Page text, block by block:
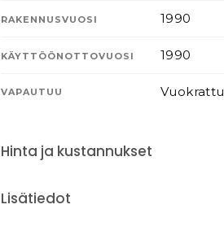
RAKENNUSVUOSI 1990
KÄYTTÖÖNOTTOVUOSI 1990
VAPAUTUU Vuokrattu
Hinta ja kustannukset
Lisätiedot